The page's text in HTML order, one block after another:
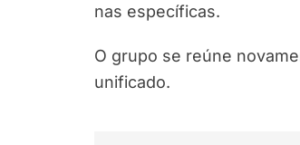
nas específicas.
O grupo se reúne
unificado.